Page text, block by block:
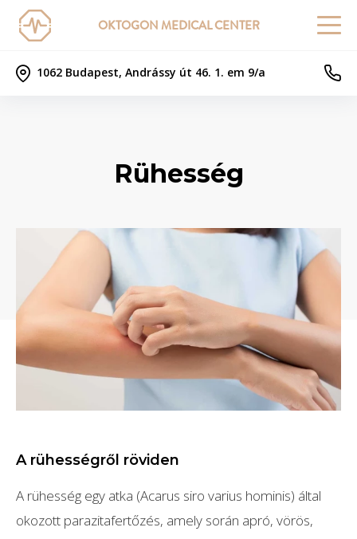
OKTOGON MEDICAL CENTER
1062 Budapest, Andrássy út 46. 1. em 9/a
Rühesség
A rühességről röviden
A rühesség egy atka (Acarus siro varius hominis) által
okozott parazitafertőzés, amely során apró, vörös,